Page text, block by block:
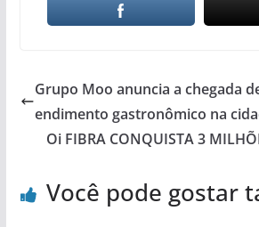
Grupo Moo anuncia a chegada
endimento gastronômico na
Oi FIBRA CONQUISTA 3
Você pode gostar